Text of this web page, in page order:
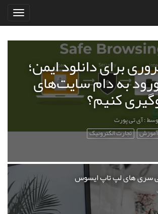
برای دانلود ایمن؛
به دام سایت‌های
کنیم؟
: آی تی پورت
آموزش تجارت الکترونیک
سری های لپ تاپ ایسوس